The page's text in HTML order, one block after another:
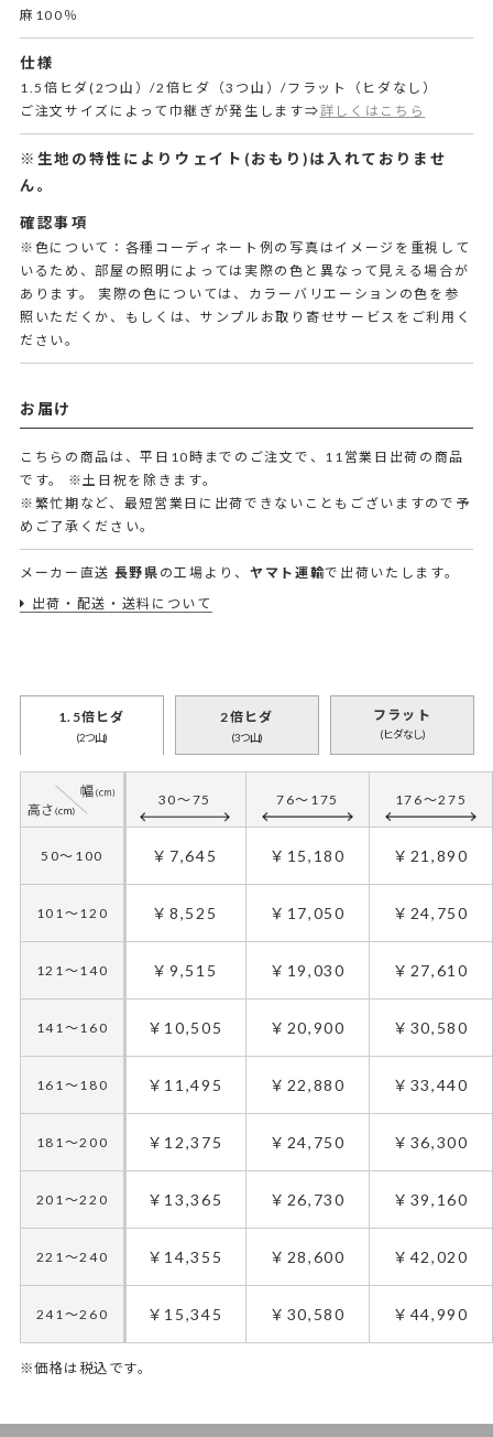
麻100％
仕様
1.5倍ヒダ(2つ山）/2倍ヒダ（3つ山）/フラット（ヒダなし）
ご注文サイズによって巾継ぎが発生します⇒詳しくはこちら
※生地の特性によりウェイト(おもり)は入れておりませ
ん。
確認事項
※色について：各種コーディネート例の写真はイメージを重視して
いるため、部屋の照明によっては実際の色と異なって見える場合が
あります。 実際の色については、カラーバリエーションの色を参
照いただくか、もしくは、サンプルお取り寄せサービスをご利用く
ださい。
お届け
こちらの商品は、平日10時までのご注文で、11営業日出荷の商品
です。
※土日祝を除きます。
※繁忙期など、最短営業日に出荷できないこともございますので予
めご了承ください。
メーカー直送 長野県 の工場より、 ヤマト運輸で出荷いたします。
出荷・配送・送料について
1.5倍ヒダ
(2つ山)
30～75 76～175 176～275
50～100 ￥7,645 ￥15,180 ￥21,890
101～120 ￥8,525 ￥17,050 ￥24,750
121～140 ￥9,515 ￥19,030 ￥27,610
141～160 ￥10,505 ￥20,900 ￥30,580
161～180 ￥11,495 ￥22,880 ￥33,440
181～200 ￥12,375 ￥24,750 ￥36,300
201～220 ￥13,365 ￥26,730 ￥39,160
221～240 ￥14,355 ￥28,600 ￥42,020
241～260 ￥15,345 ￥30,580 ￥44,990
※価格は税込です。
2倍ヒダ
(3つ山)
フラット
(ヒダなし)